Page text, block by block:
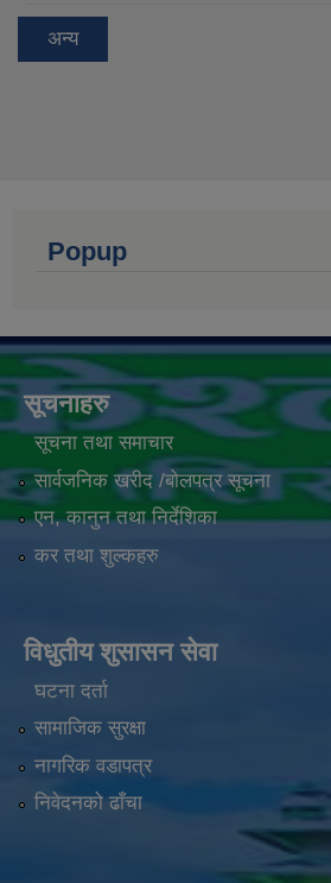
अन्य
Popup
सूचनाहरु
सूचना तथा समाचार
सार्वजनिक खरीद /बोलपत्र सूचना
एन, कानुन तथा निर्देशिका
कर तथा शुल्कहरु
विधुतीय शुसासन सेवा
घटना दर्ता
सामाजिक सुरक्षा
नागरिक वडापत्र
निवेदनको ढाँचा